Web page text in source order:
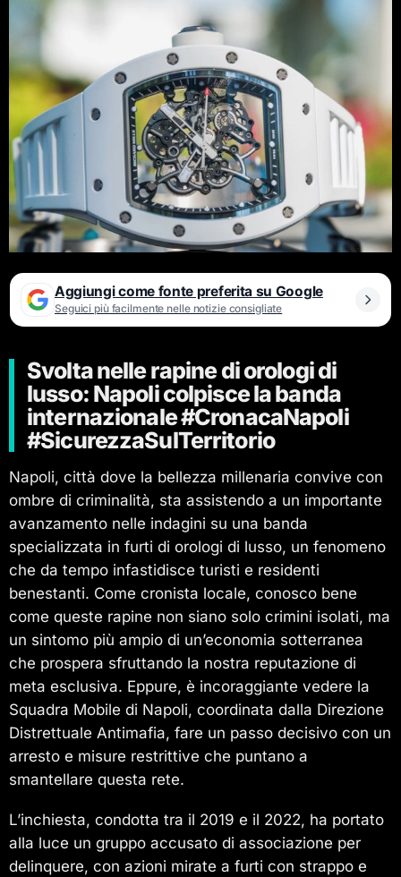
Aggiungi come fonte preferita su Google
Seguici più facilmente nelle notizie consigliate
Svolta nelle rapine di orologi di
lusso: Napoli colpisce la banda
internazionale #CronacaNapoli
#SicurezzaSulTerritorio
Napoli, città dove la bellezza millenaria convive con
ombre di criminalità, sta assistendo a un importante
avanzamento nelle indagini su una banda
specializzata in furti di orologi di lusso, un fenomeno
che da tempo infastidisce turisti e residenti
benestanti. Come cronista locale, conosco bene
come queste rapine non siano solo crimini isolati, ma
un sintomo più ampio di un’economia sotterranea
che prospera sfruttando la nostra reputazione di
meta esclusiva. Eppure, è incoraggiante vedere la
Squadra Mobile di Napoli, coordinata dalla Direzione
Distrettuale Antimafia, fare un passo decisivo con un
arresto e misure restrittive che puntano a
smantellare questa rete.
L’inchiesta, condotta tra il 2019 e il 2022, ha portato
alla luce un gruppo accusato di associazione per
delinquere, con azioni mirate a furti con strappo e